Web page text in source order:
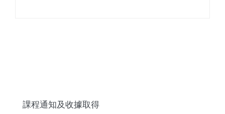
課程通知及收據取得